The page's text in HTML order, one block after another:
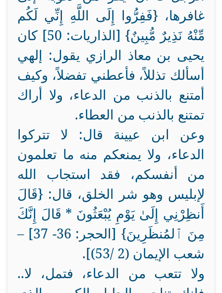
غافرها، {فَفِرُّوا إِلَى اللَّهِ إِنِّي لَكُم
مِّنْهُ نَذِيرٌ مُّبِينٌ} [الذاريات: 50]
كان
يحيى بن معاذ الرازي يقول: إلهي
أسألك تذللاً، فأعطني تفضلاً، وكيف
أمتنع بالذنب من الدعاء، ولا أراك
تمتنع بالذنب من العطاء.
وعن ابن عيينة قال: لا تتركوا
الدعاء، ولا يمنعكم منه ما تعلمون
من أنفسكم، فقد استجاب الله
لإبليس وهو شر الخلق، قال: {قَالَ
أَنظِرْنِي إِلَىٰ يَوْمِ يُبْعَثُونَ * قَالَ إِنَّكَ
مِنَ ٱلمُنظَرِينَ} [الحجر: 36- 37] –
شعب الإيمان (2 /53)].
ولا تتعب من الدعاء، فتمل، لا..